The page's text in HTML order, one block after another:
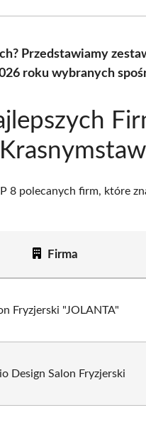
Przedstawiamy
roku wybranych
8 polecanych firm, które
Firma
Fryzjerski "JOLANTA"
Design Salon Fryzjerski